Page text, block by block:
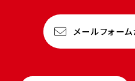
メールフォー